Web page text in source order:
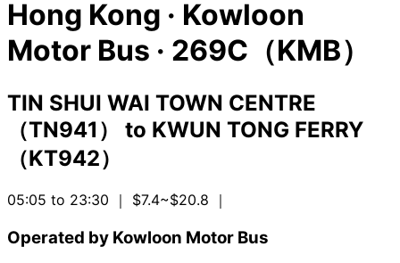
Hong Kong · Kowloon
Motor Bus · 269C（KMB）
TIN SHUI WAI TOWN CENTRE
（TN941）
to KWUN TONG FERRY
（KT942）
05:05 to 23:30 ｜ $7.4~$20.8 ｜
Operated by Kowloon Motor Bus